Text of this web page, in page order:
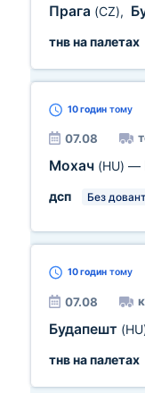
Прага (CZ),
тнв на палетах
10 годин тому
07.08
Мохач (HU) —
дсп
Без
10 годин тому
07.08
Будапешт
тнв на палетах